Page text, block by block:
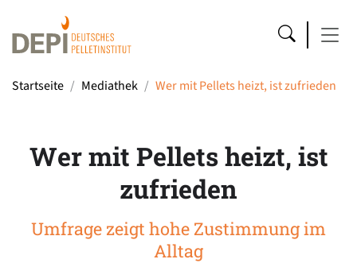
Startseite Mediathek Wer mit Pellets heizt, ist zufrieden
Wer mit Pellets heizt, ist
zufrieden
Umfrage zeigt hohe Zustimmung im
Alltag